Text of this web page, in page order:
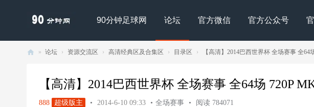
90分钟足球网 论坛 官方微信 官方公众号
» 论坛 › 资源交流区 › 高清经典区及合集区 › 目录区 › 【高清】2014巴西世界杯 全场赛事 全64
【高清】2014巴西世界杯 全场赛事 全64场 720P
888 超级版主 • 2014-6-10 09:33 • 全场赛事 • 阅读 784071